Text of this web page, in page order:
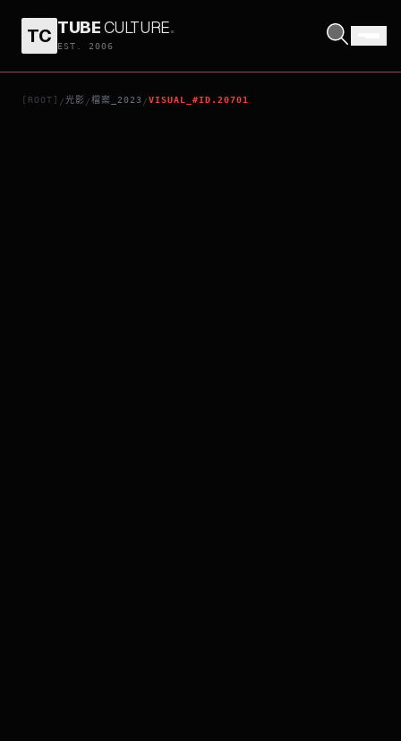
TC TUBECULTURE.
EST. 2006
[ROOT] /光影 /檔案_2023 /VISUAL_#ID.20701
MARK ANTONY